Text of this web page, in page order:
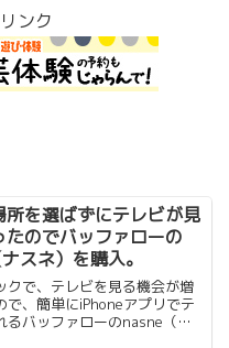
ンク
所を選ばずにテレビが見
たのでバッファローの
スネ）を購入。
クで、テレビを見る機会が増
で、簡単にiPhoneアプリでテ
るバッファローのnasne（ナ